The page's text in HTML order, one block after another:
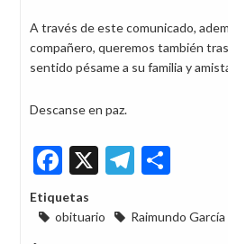
A través de este comunicado,
compañero, queremos también
sentido pésame a su familia y
Descanse en paz.
Facebook
X
Etiquetas
obituario
Raimundo